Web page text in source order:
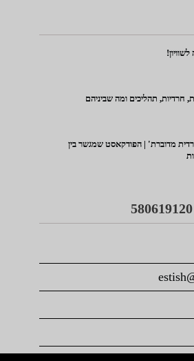
חרדיות, תהליכים ומה שביניהם
מדוברת' | הפודקאסט שמגשר בין